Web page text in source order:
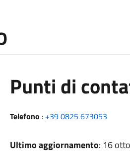
Punti di
Telefono : +39 0825 673053
Ultimo aggiornamento: 16